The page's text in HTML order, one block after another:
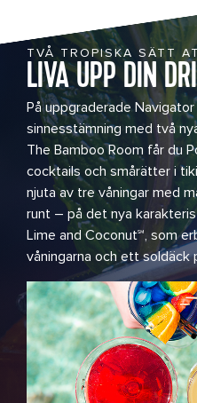
TVÅ TROPISKA SÄTT
LIVA UPP DIN
På uppgraderade
sinnesstämning med två
The Bamboo Room får du
cocktails och smårätter i
njuta av tre våningar med
runt – på det nya
Lime and Coconut℠, som
våningarna och ett soldäck